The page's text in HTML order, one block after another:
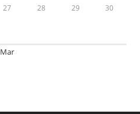
27 28 29 30